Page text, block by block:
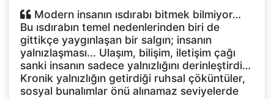
Modern insanın ısdırabı bitmek bilmiyor…
Bu ısdırabın temel nedenlerinden biri de
gittikçe yaygınlaşan bir salgın; insanın
yalnızlaşması... Ulaşım, bilişim, iletişim çağı
sanki insanın sadece yalnızlığını derinleştirdi…
Kronik yalnızlığın getirdiği ruhsal çöküntüler,
sosyal bunalımlar önü alınamaz seviyelerde